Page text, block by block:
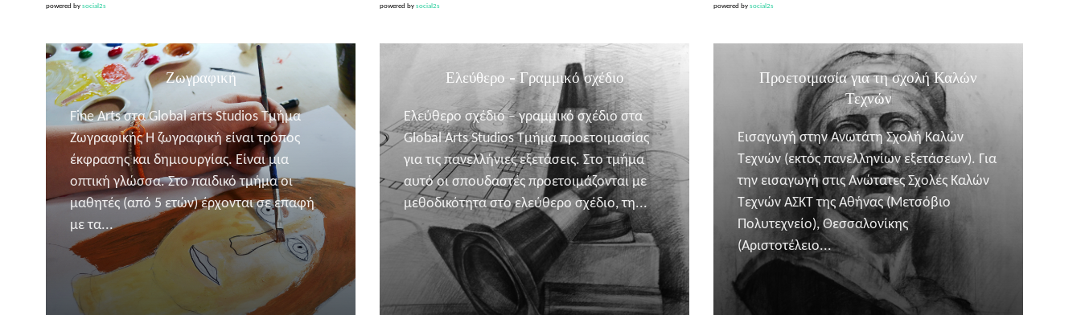
powered by social2s powered by social2s powered by social2s
Ζωγραφική
Fine Arts στα Global arts Studios Τμήμα
Ζωγραφικής Η ζωγραφική είναι τρόπος
έκφρασης και δημιουργίας. Είναι μια
οπτική γλώσσα. Στο παιδικό τμήμα οι
μαθητές (από 5 ετών) έρχονται σε επαφή
με τα...
Ελεύθερο - Γραμμικό σχέδιο
Ελεύθερο σχέδιο – γραμμικό σχέδιο στα
Global Arts Studios Τμήμα προετοιμασίας
για τις πανελλήνιες εξετάσεις. Στο τμήμα
αυτό οι σπουδαστές προετοιμάζονται με
μεθοδικότητα στο ελεύθερο σχέδιο, τη...
Προετοιμασία για τη σχολή Καλών
Τεχνών
Εισαγωγή στην Ανωτάτη Σχολή Καλών
Τεχνών (εκτός πανελληνίων εξετάσεων). Για
την εισαγωγή στις Ανώτατες Σχολές Καλών
Τεχνών ΑΣΚΤ της Αθήνας (Μετσόβιο
Πολυτεχνείο), Θεσσαλονίκης
(Αριστοτέλειο...